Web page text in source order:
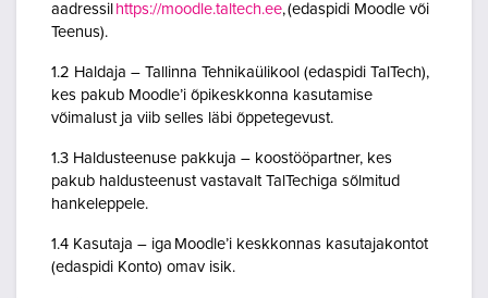
aadressil https://moodle.taltech.ee, (edaspidi Moodle või
Teenus).
1.2 Haldaja – Tallinna Tehnikaülikool (edaspidi TalTech),
kes pakub Moodle’i õpikeskkonna kasutamise
võimalust ja viib selles läbi õppetegevust.
1.3 Haldusteenuse pakkuja – koostööpartner, kes
pakub haldusteenust vastavalt TalTechiga sõlmitud
hankeleppele.
1.4 Kasutaja – iga Moodle’i keskkonnas kasutajakontot
(edaspidi Konto) omav isik.